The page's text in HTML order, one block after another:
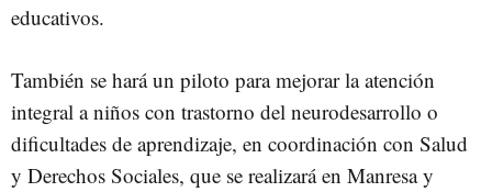
educativos.
También se hará un piloto para mejorar la atención
integral a niños con trastorno del neurodesarrollo o
dificultades de aprendizaje, en coordinación con Salud
y Derechos Sociales, que se realizará en Manresa y